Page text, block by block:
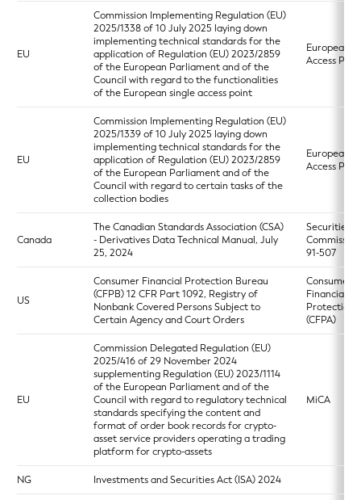
EU
Commission Implementing Regulation (EU)
2025/1338 of 10 July 2025 laying down
implementing technical standards for the
application of Regulation (EU) 2023/2859
of the European Parliament and of the
Council with regard to the functionalities
of the European single access point
European
Access
EU
Commission Implementing Regulation (EU)
2025/1339 of 10 July 2025 laying down
implementing technical standards for the
application of Regulation (EU) 2023/2859
of the European Parliament and of the
Council with regard to certain tasks of the
collection bodies
European
Access
Canada
The Canadian Standards Association (CSA)
- Derivatives Data Technical Manual, July
25, 2024
Securities
91-507
US
Consumer Financial Protection Bureau
(CFPB) 12 CFR Part 1092, Registry of
Nonbank Covered Persons Subject to
Certain Agency and Court Orders
Consumer
Financial
Protection
(CFPA)
EU
Commission Delegated Regulation (EU)
2025/416 of 29 November 2024
supplementing Regulation (EU) 2023/1114
of the European Parliament and of the
Council with regard to regulatory technical
standards specifying the content and
format of order book records for crypto-
asset service providers operating a trading
platform for crypto-assets
MiCA
NG Investments and Securities Act (ISA) 2024